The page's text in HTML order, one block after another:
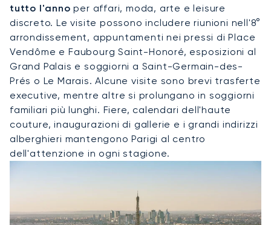
tutto l'anno per affari, moda, arte e leisure
discreto. Le visite possono includere riunioni nell'8°
arrondissement, appuntamenti nei pressi di Place
Vendôme e Faubourg Saint-Honoré, esposizioni al
Grand Palais e soggiorni a Saint-Germain-des-
Prés o Le Marais. Alcune visite sono brevi trasferte
executive, mentre altre si prolungano in soggiorni
familiari più lunghi. Fiere, calendari dell'haute
couture, inaugurazioni di gallerie e i grandi indirizzi
alberghieri mantengono Parigi al centro
dell'attenzione in ogni stagione.